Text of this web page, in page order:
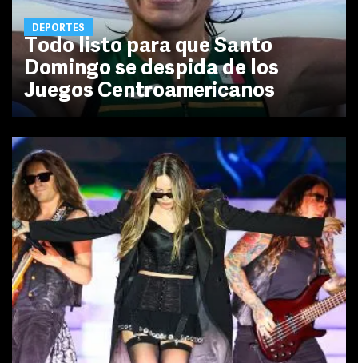
DEPORTES
Todo listo para que Santo
Domingo se despida de los
Juegos Centroamericanos